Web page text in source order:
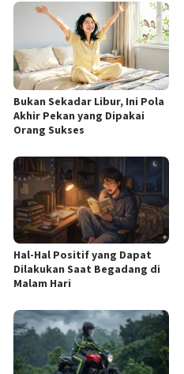
Bukan Sekadar Libur, Ini Pola
Akhir Pekan yang Dipakai
Orang Sukses
Hal-Hal Positif yang Dapat
Dilakukan Saat Begadang di
Malam Hari